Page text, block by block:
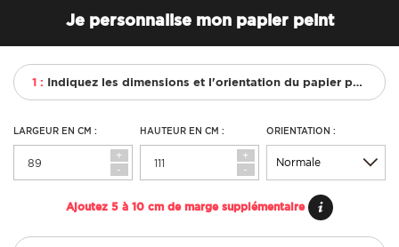
Je personnalise mon papier peint
1 : Indiquez les dimensions et l'orientation du papier peint
LARGEUR EN CM :
+
-
HAUTEUR EN CM :
+
-
ORIENTATION :
Ajoutez 5 à 10 cm de marge supplémentaire